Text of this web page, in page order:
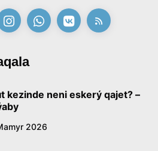
kezinde neni eskerý qajet? –
2026